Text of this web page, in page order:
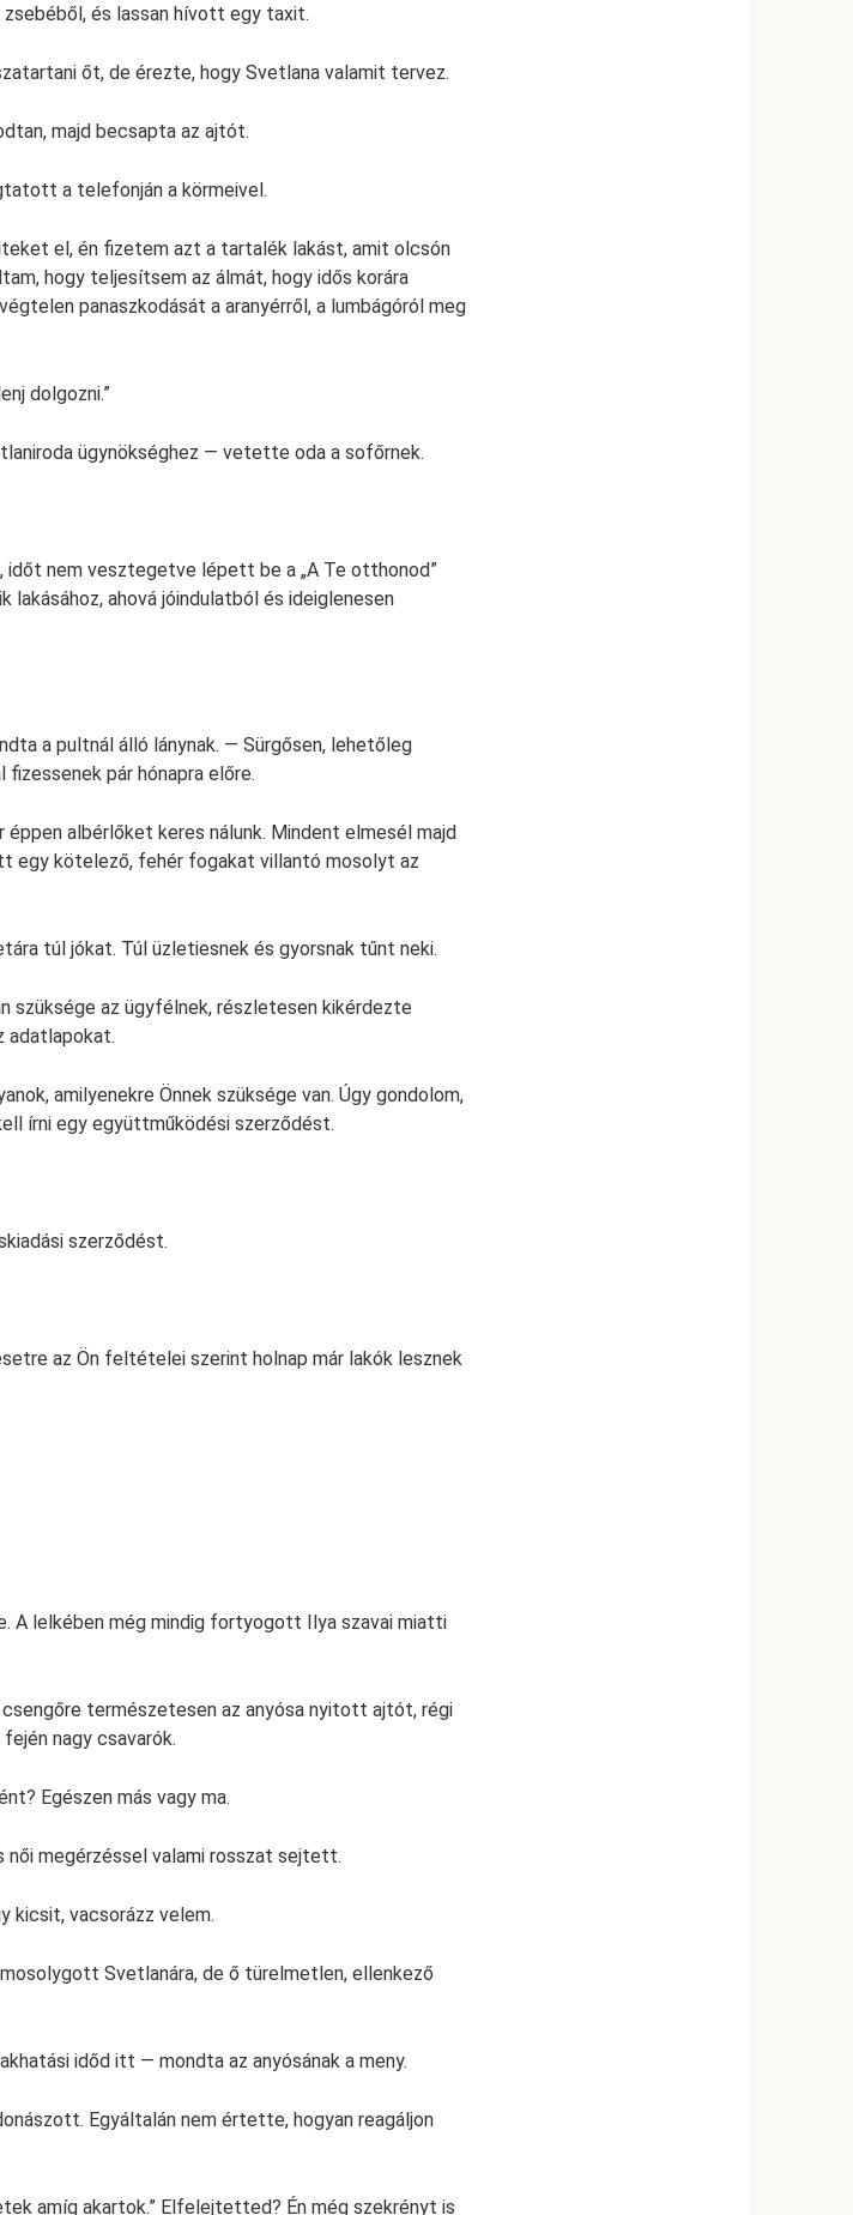
és lassan hívott egy taxit.
őt, de érezte, hogy Svetlana valamit tervez.
majd becsapta az ajtót.
a telefonján a körmeivel.
el, én fizetem azt a tartalék lakást, amit olcsón
hogy teljesítsem az álmát, hogy idős korára
panaszkodását a aranyérről, a lumbágóról meg
dolgozni.”
ügynökséghez — vetette oda a sofőrnek.
időt nem vesztegetve lépett be a „A Te otthonod”
ahová jóindulatból és ideiglenesen
a pultnál álló lánynak. — Sürgősen, lehetőleg
fizessenek pár hónapra előre.
éppen albérlőket keres nálunk. Mindent elmesél majd
egy kötelező, fehér fogakat villantó mosolyt az
túl jókat. Túl üzletiesnek és gyorsnak tűnt neki.
szüksége az ügyfélnek, részletesen kikérdezte
adatlapokat.
amilyenekre Önnek szüksége van. Úgy gondolom,
írni egy együttműködési szerződést.
szerződést.
az Ön feltételei szerint holnap már lakók lesznek
A lelkében még mindig fortyogott Ilya szavai miatti
természetesen az anyósa nyitott ajtót, régi
nagy csavarók.
Egészen más vagy ma.
női megérzéssel valami rosszat sejtett.
kicsit, vacsorázz velem.
mosolygott Svetlanára, de ő türelmetlen, ellenkező
időd itt — mondta az anyósának a meny.
Egyáltalán nem értette, hogyan reagáljon
amíg akartok.” Elfelejtetted? Én még szekrényt is